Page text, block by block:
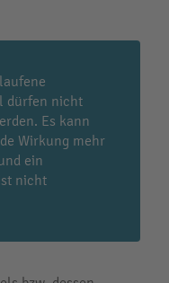
dürfen nicht
Es kann
Wirkung mehr
ein
nicht